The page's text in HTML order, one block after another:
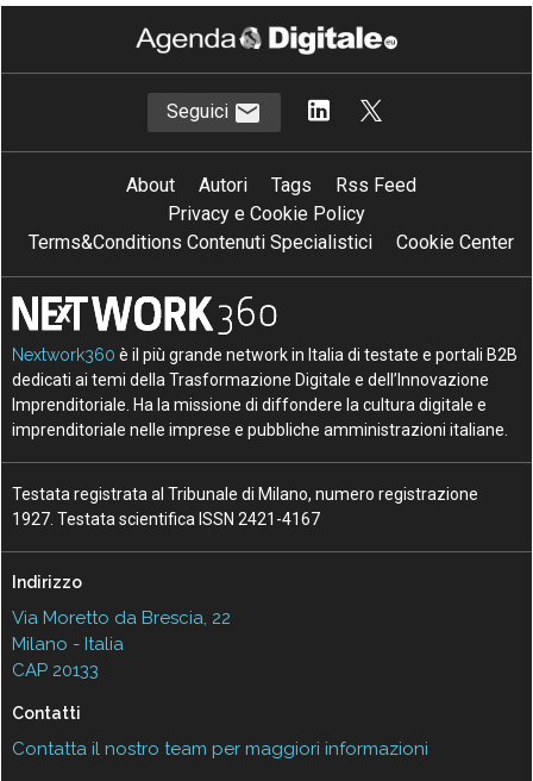
Seguici
About Autori Tags
Rss Feed
Privacy e Cookie Policy
Terms&Conditions Contenuti Specialistici
Cookie Center
Nextwork360 è il più grande network in Italia di testate e portali B2B
dedicati ai temi della Trasformazione Digitale e dell’Innovazione
Imprenditoriale. Ha la missione di diffondere la cultura digitale e
imprenditoriale nelle imprese e pubbliche amministrazioni italiane.
Testata registrata al Tribunale di Milano, numero registrazione
1927. Testata scientifica ISSN 2421-4167
Indirizzo
Via Moretto da Brescia, 22
Milano - Italia
CAP 20133
Contatti
Contatta il nostro team per maggiori informazioni